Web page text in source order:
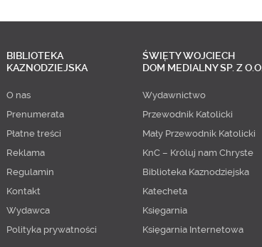
BIBLIOTEKA
KAZNODZIEJSKA
O nas
Prenumerata
Płatne treści
Reklama
Regulamin
Kontakt
Wydawca
Polityka prywatności
ŚWIĘTY WOJCIECH
DOM MEDIALNY SP. Z O.O.
Wydawnictwo
Przewodnik Katolicki
Mały Przewodnik Katolicki
KnC – Króluj nam Chryste
Biblioteka Kaznodziejska
Katecheta
Księgarnia
Księgarnia Internetowa